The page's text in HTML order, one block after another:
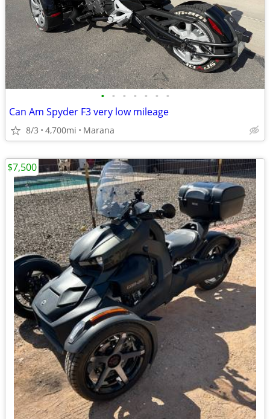
• • • • • • •
Can Am Spyder F3 very low mileage
8/3 4,700mi Marana
$7,500